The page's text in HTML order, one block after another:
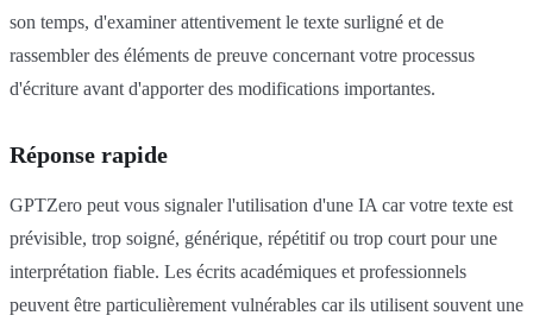
son temps, d'examiner attentivement le texte surligné et de
rassembler des éléments de preuve concernant votre processus
d'écriture avant d'apporter des modifications importantes.
Réponse rapide
GPTZero peut vous signaler l'utilisation d'une IA car votre texte est
prévisible, trop soigné, générique, répétitif ou trop court pour une
interprétation fiable. Les écrits académiques et professionnels
peuvent être particulièrement vulnérables car ils utilisent souvent une